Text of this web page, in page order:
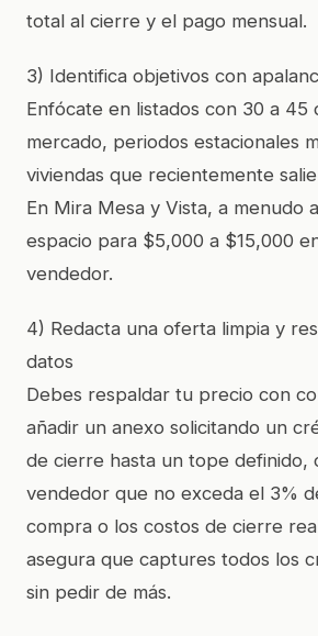
total al cierre y el pago mensual.
3) Identifica objetivos con
Enfócate en listados con 30 a 45
mercado, periodos estacionales
viviendas que recientemente
En Mira Mesa y Vista, a menudo
espacio para $5,000 a $15,000
vendedor.
4) Redacta una oferta limpia y
datos
Debes respaldar tu precio con
añadir un anexo solicitando un
de cierre hasta un tope definido,
vendedor que no exceda el 3%
compra o los costos de cierre
asegura que captures todos los
sin pedir de más.